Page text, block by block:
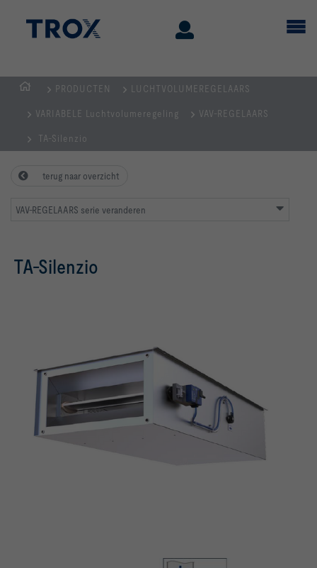
PRODUCTEN LUCHTVOLUMEREGELAARS
VARIABELE Luchtvolumeregeling VAV-REGELAARS
TA-Silenzio
terug naar overzicht
VAV-REGELAARS serie veranderen
TA-Silenzio